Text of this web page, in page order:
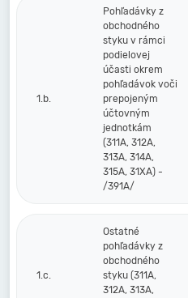
1.b.
Pohľadávky z
obchodného
styku v rámci
podielovej
účasti okrem
pohľadávok voči
prepojeným
účtovným
jednotkám
(311A, 312A,
313A, 314A,
315A, 31XA) -
/391A/
1.c.
Ostatné
pohľadávky z
obchodného
styku (311A,
312A, 313A,